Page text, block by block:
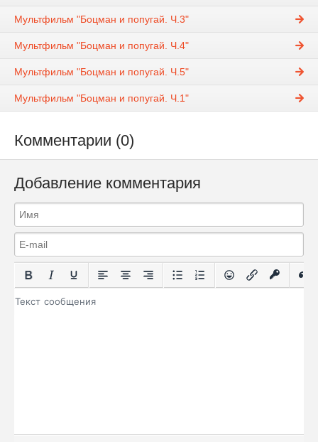
Мультфильм "Боцман и попугай. Ч.3"
Мультфильм "Боцман и попугай. Ч.4"
Мультфильм "Боцман и попугай. Ч.5"
Мультфильм "Боцман и попугай. Ч.1"
Комментарии (0)
Добавление комментария